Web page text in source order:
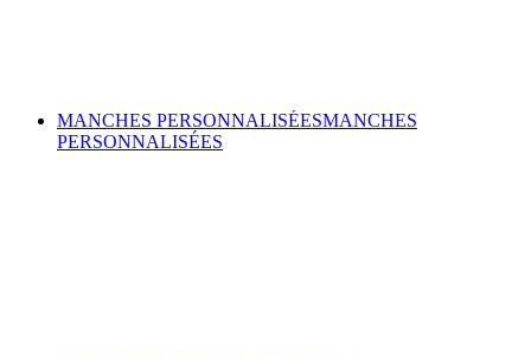
MANCHES PERSONNALISÉESMANCHES
PERSONNALISÉES